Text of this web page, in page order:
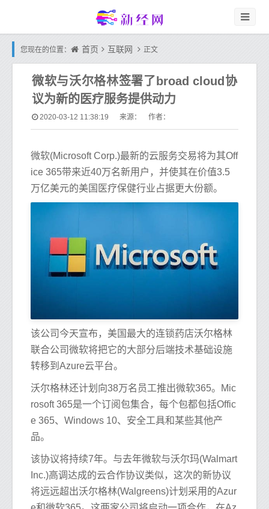
您现在的位置： 首页 互联网 正文
微软与沃尔格林签署了broad cloud协
议为新的医疗服务提供动力
2020-03-12 11:38:19 来源： 作者：
微软(Microsoft Corp.)最新的云服务交易将为其Off
ice 365带来近40万名新用户，并使其在价值3.5
万亿美元的美国医疗保健行业占据更大份额。
该公司今天宣布，美国最大的连锁药店沃尔格林
联合公司微软将把它的大部分后端技术基础设施
转移到Azure云平台。
沃尔格林还计划向38万名员工推出微软365。Mic
rosoft 365是一个订阅包集合，每个包都包括Offic
e 365、Windows 10、安全工具和某些其他产
品。
该协议将持续7年。与去年微软与沃尔玛(Walmart
Inc.)高调达成的云合作协议类似，这次的新协议
将远远超出沃尔格林(Walgreens)计划采用的Azur